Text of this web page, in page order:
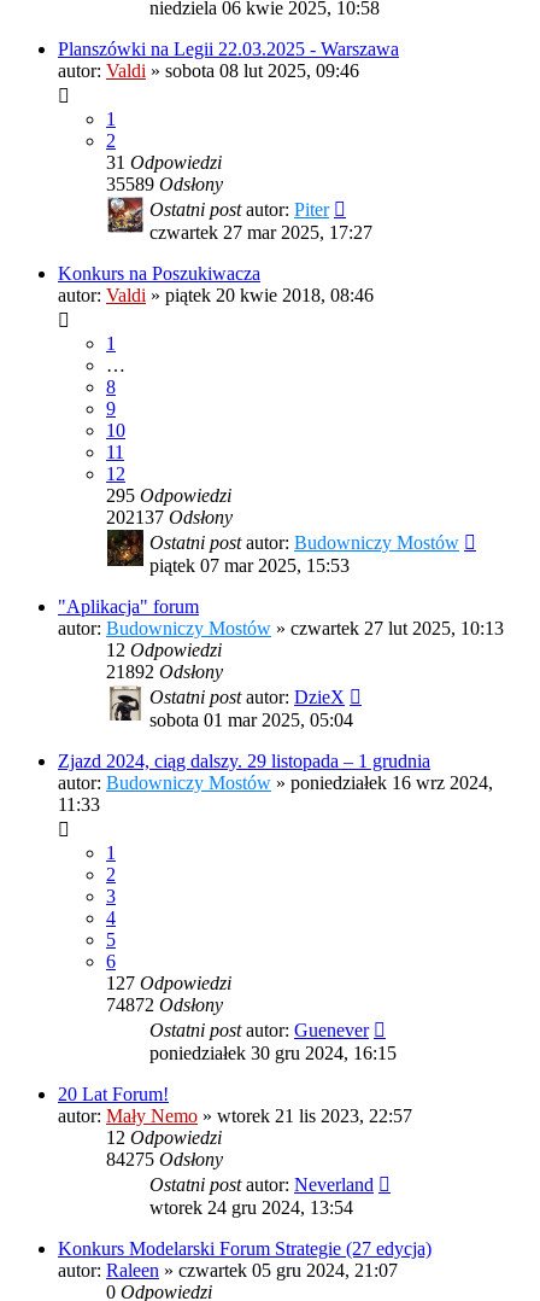
niedziela 06 kwie 2025, 10:58
Planszówki na Legii 22.03.2025 - Warszawa
autor: Valdi » sobota 08 lut 2025, 09:46
1
2
31 Odpowiedzi
35589 Odsłony
Ostatni postautor: Piter
czwartek 27 mar 2025, 17:27
Konkurs na Poszukiwacza
autor: Valdi » piątek 20 kwie 2018, 08:46
1
…
8
9
10
11
12
295 Odpowiedzi
202137 Odsłony
Ostatni postautor: Budowniczy Mostów
piątek 07 mar 2025, 15:53
"Aplikacja" forum
autor: Budowniczy Mostów » czwartek 27 lut 2025, 10:13
12 Odpowiedzi
21892 Odsłony
Ostatni postautor: DzieX
sobota 01 mar 2025, 05:04
Zjazd 2024, ciąg dalszy. 29 listopada – 1 grudnia
autor: Budowniczy Mostów » poniedziałek 16 wrz 2024,
11:33
1
2
3
4
5
6
127 Odpowiedzi
74872 Odsłony
Ostatni postautor: Guenever
poniedziałek 30 gru 2024, 16:15
20 Lat Forum!
autor: Mały Nemo » wtorek 21 lis 2023, 22:57
12 Odpowiedzi
84275 Odsłony
Ostatni postautor: Neverland
wtorek 24 gru 2024, 13:54
Konkurs Modelarski Forum Strategie (27 edycja)
autor: Raleen » czwartek 05 gru 2024, 21:07
0 Odpowiedzi